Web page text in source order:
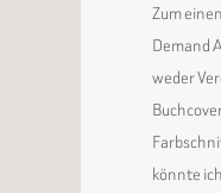
Zum
Demand
weder
könnte